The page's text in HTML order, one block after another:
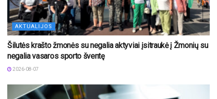
AKTUALIJOS
Šilutės krašto žmonės su negalia aktyviai įsitraukė į Žmonių su
negalia vasaros sporto šventę
2026-08-07